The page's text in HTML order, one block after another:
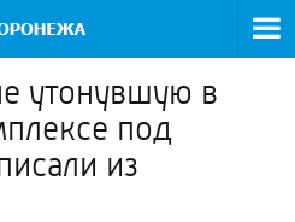
утонувшую в
под
из